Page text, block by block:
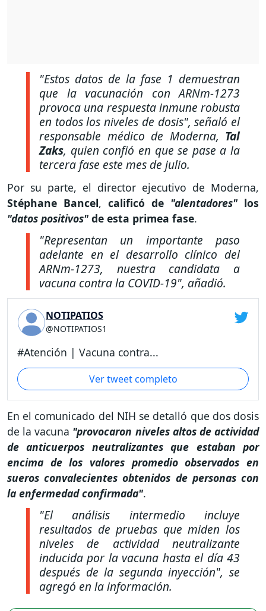
"Estos datos de la fase 1 demuestran
que la vacunación con ARNm-1273
provoca una respuesta inmune robusta
en todos los niveles de dosis", señaló el
responsable médico de Moderna, Tal
Zaks, quien confió en que se pase a la
tercera fase este mes de julio.
Por su parte, el director ejecutivo de Moderna,
Stéphane Bancel, calificó de "alentadores" los
"datos positivos" de esta primea fase.
"Representan un importante paso
adelante en el desarrollo clínico del
ARNm-1273, nuestra candidata a
vacuna contra la COVID-19", añadió.
NOTIPATIOS
@NOTIPATIOS1
#Atención | Vacuna contra...
Ver tweet completo
En el comunicado del NIH se detalló que dos dosis
de la vacuna "provocaron niveles altos de actividad
de anticuerpos neutralizantes que estaban por
encima de los valores promedio observados en
sueros convalecientes obtenidos de personas con
la enfermedad confirmada".
"El análisis intermedio incluye
resultados de pruebas que miden los
niveles de actividad neutralizante
inducida por la vacuna hasta el día 43
después de la segunda inyección", se
agregó en la información.